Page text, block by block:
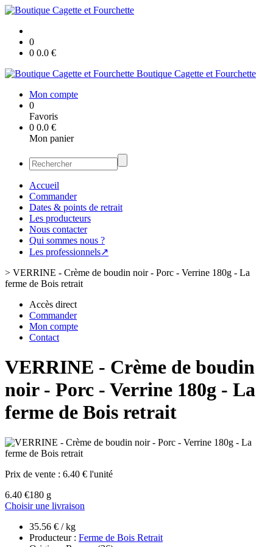
0
0 0.0 €
Boutique Cagette et Fourchette
Mon compte
0
Favoris
0 0.0 €
Mon panier
Accueil
Commander
Dates & points de retrait
Les producteurs
Nous contacter
Qui sommes nous ?
Les professionnels↗
> VERRINE - Crème de boudin noir - Porc - Verrine 180g - La
ferme de Bois retrait
Accès direct
Commander
Mon compte
Contact
VERRINE - Crème de boudin
noir - Porc - Verrine 180g - La
ferme de Bois retrait
Prix de vente : 6.40 € l'unité
6.40 €180 g
Choisir une livraison
35.56 € / kg
Producteur : Ferme de Bois Retrait